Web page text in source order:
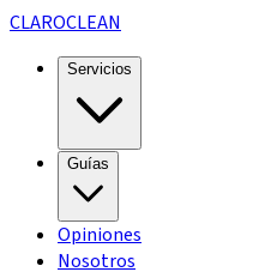
CLAROCLEAN
Servicios
Guías
Opiniones
Nosotros